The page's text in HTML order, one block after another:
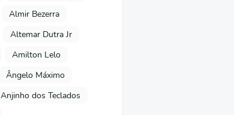
Almir Bezerra
Altemar Dutra Jr
Amilton Lelo
Ângelo Máximo
Anjinho dos Teclados